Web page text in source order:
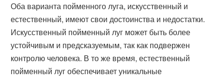
Оба варианта пойменного луга, искусственный и
естественный, имеют свои достоинства и недостатки.
Искусственный пойменный луг может быть более
устойчивым и предсказуемым, так как подвержен
контролю человека. В то же время, естественный
пойменный луг обеспечивает уникальные